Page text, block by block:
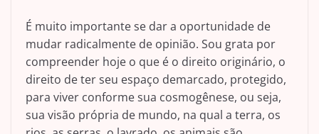
É muito importante se dar a oportunidade de
mudar radicalmente de opinião. Sou grata por
compreender hoje o que é o direito originário, o
direito de ter seu espaço demarcado, protegido,
para viver conforme sua cosmogênese, ou seja,
sua visão própria de mundo, na qual a terra, os